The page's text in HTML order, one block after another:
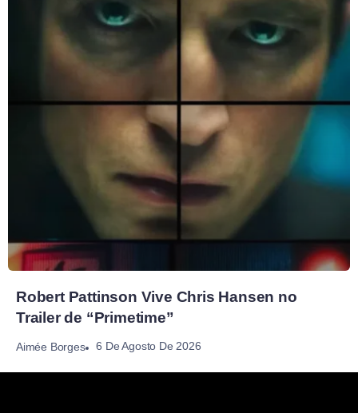
Robert Pattinson Vive Chris Hansen no
Trailer de “Primetime”
Aimée Borges 6 De Agosto De 2026